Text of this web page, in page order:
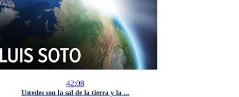
42:08
Ustedes son la sal de la tierra y la ...